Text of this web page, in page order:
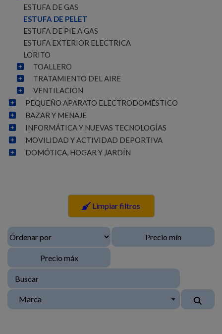
ESTUFA DE GAS
ESTUFA DE PELET
ESTUFA DE PIE A GAS
ESTUFA EXTERIOR ELECTRICA
LORITO
TOALLERO
TRATAMIENTO DEL AIRE
VENTILACION
PEQUEÑO APARATO ELECTRODOMÉSTICO
BAZAR Y MENAJE
INFORMÁTICA Y NUEVAS TECNOLOGÍAS
MOVILIDAD Y ACTIVIDAD DEPORTIVA
DOMÓTICA, HOGAR Y JARDÍN
Limpiar filtros
Marca